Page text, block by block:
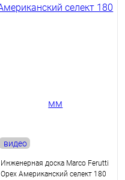
видео
Инженерная доска Marco Ferutti
Орех Американский селект 180